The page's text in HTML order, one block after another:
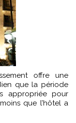
que la période
appropriée pour
que l’hôtel a